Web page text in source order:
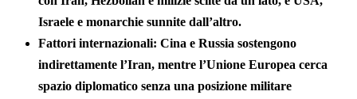
Israele e monarchie sunnite dall’altro.
Fattori internazionali: Cina e Russia sostengono
indirettamente l’Iran, mentre l’Unione Europea cerca
spazio diplomatico senza una posizione militare